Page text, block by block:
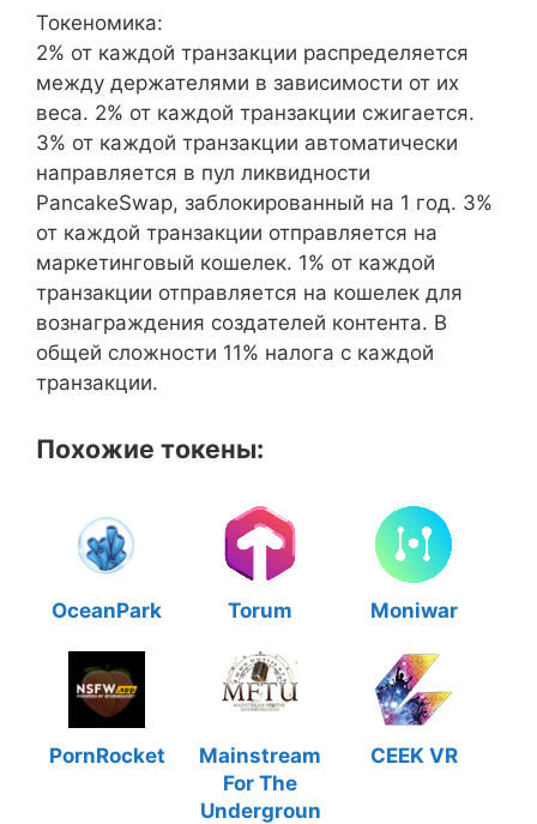
Токеномика:
2% от каждой транзакции распределяется
между держателями в зависимости от их
веса. 2% от каждой транзакции сжигается.
3% от каждой транзакции автоматически
направляется в пул ликвидности
PancakeSwap, заблокированный на 1 год. 3%
от каждой транзакции отправляется на
маркетинговый кошелек. 1% от каждой
транзакции отправляется на кошелек для
вознаграждения создателей контента. В
общей сложности 11% налога с каждой
транзакции.
Похожие токены:
OceanPark Torum Moniwar
PornRocket
Mainstream
For The
Undergroun
CEEK VR